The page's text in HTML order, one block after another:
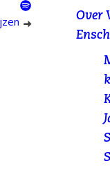
Spotify
Over